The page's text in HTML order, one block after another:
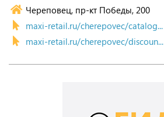
Череповец, пр-кт Победы, 200
maxi-retail.ru/cherepovec/catalog...
maxi-retail.ru/cherepovec/discoun...